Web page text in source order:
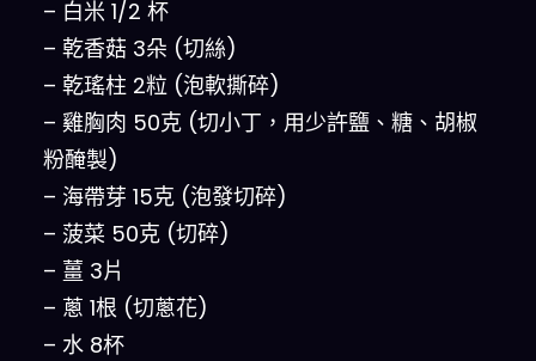
– 白米 1/2 杯
– 乾香菇 3朵 (切絲)
– 乾瑤柱 2粒 (泡軟撕碎)
– 雞胸肉 50克 (切小丁，用少許鹽、糖、胡椒
粉醃製)
– 海帶芽 15克 (泡發切碎)
– 菠菜 50克 (切碎)
– 薑 3片
– 蔥 1根 (切蔥花)
– 水 8杯